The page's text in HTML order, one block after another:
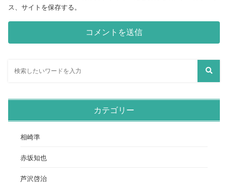
ス、サイトを保存する。
カテゴリー
相崎準
赤坂知也
芦沢啓治